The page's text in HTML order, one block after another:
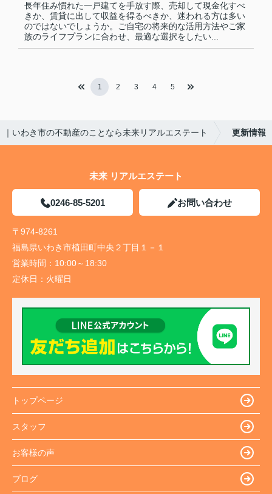
長年住み慣れた一戸建てを手放す際、売却して現金化すべ
きか、賃貸に出して収益を得るべきか、迷われる方は多い
のではないでしょうか。ご自宅の将来的な活用方法やご家
族のライフプランに合わせ、最適な選択をしたい...
1 2 3 4 5
｜いわき市の不動産のことなら未来リアルエステート 更新情報
未来 リアルエステート
0246-85-5201 お問い合わせ
〒974-8261
福島県いわき市植田町中央２丁目１－１
営業時間： 10:00～18:30
定休日： 火曜日
トップページ
スタッフ
お客様の声
ブログ